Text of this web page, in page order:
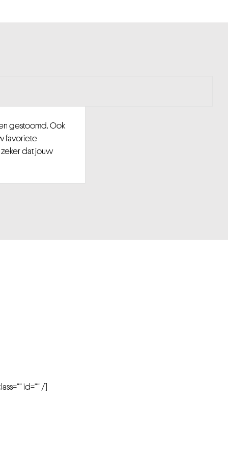
gestoomd. Ook
favoriete
dat jouw
id=”” /]